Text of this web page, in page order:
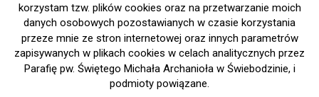
korzystam tzw. plików cookies oraz na przetwarzanie moich
danych osobowych pozostawianych w czasie korzystania
przeze mnie ze stron internetowej oraz innych parametrów
zapisywanych w plikach cookies w celach analitycznych przez
Parafię pw. Świętego Michała Archanioła w Świebodzinie, i
podmioty powiązane.